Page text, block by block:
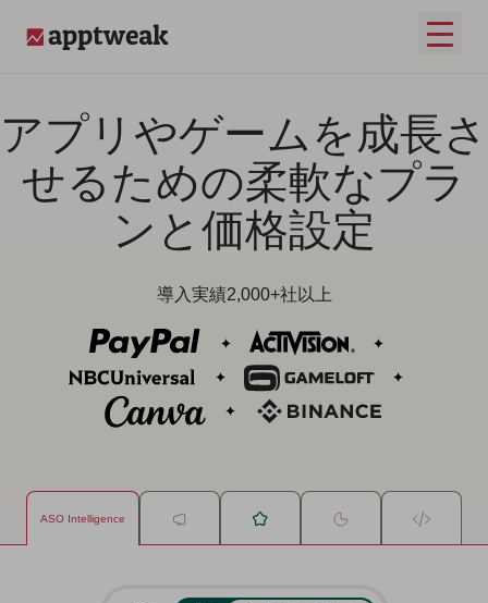
メイ
アプリやゲームを成長さ
せるための柔軟なプラ
ンと価格設定
導入実績2,000+社以上
ASO Intelligence